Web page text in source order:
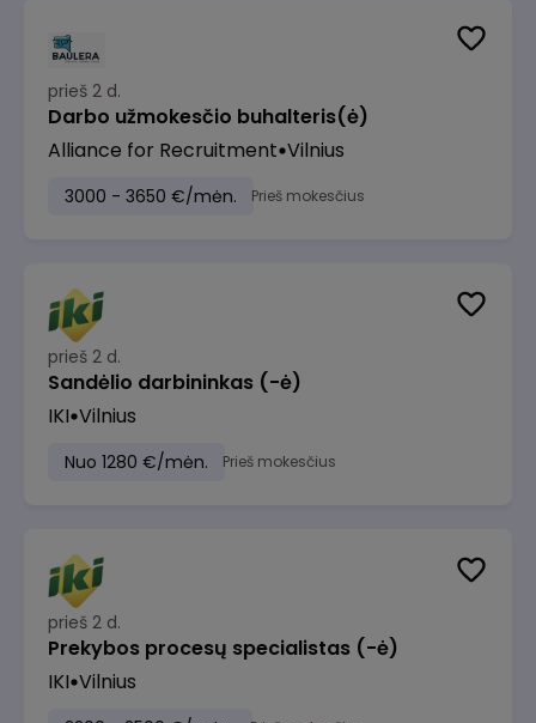
prieš 2 d.
Darbo užmokesčio buhalteris(ė)
Alliance for Recruitment Vilnius
3000 - 3650 €/mėn. Prieš mokesčius
prieš 2 d.
Sandėlio darbininkas (-ė)
IKI Vilnius
Nuo 1280 €/mėn. Prieš mokesčius
prieš 2 d.
Prekybos procesų specialistas (-ė)
IKI Vilnius